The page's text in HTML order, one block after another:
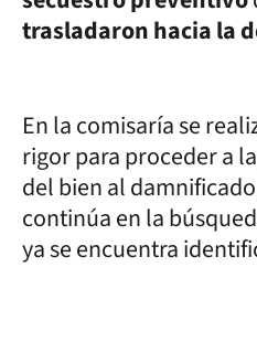
trasladaron hacia la
En la comisaría se
rigor para proceder a
del bien al
continúa en la
ya se encuentra